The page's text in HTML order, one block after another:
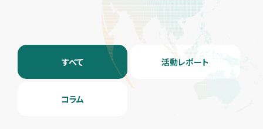
すべて 活動レポート
コラム